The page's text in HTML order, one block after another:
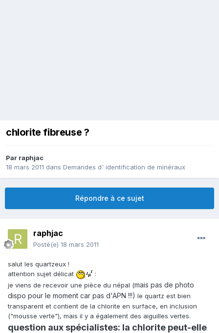
chlorite fibreuse ?
Par raphjac
18 mars 2011 dans Demandes d' identification de minéraux
Répondre à ce sujet
raphjac
Posté(e) 18 mars 2011
salut les quartzeux !
attention sujet délicat
:
je viens de recevoir une pièce du népal (mais pas de photo
dispo pour le moment car pas d'APN !!!) le quartz est bien
transparent et contient de la chlorite en surface, en inclusion
("mousse verte"), mais il y a également des aiguilles vertes.
question aux spécialistes: la chlorite peut-elle